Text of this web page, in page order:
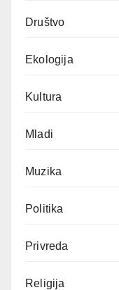
Društvo
Ekologija
Kultura
Mladi
Muzika
Politika
Privreda
Religija